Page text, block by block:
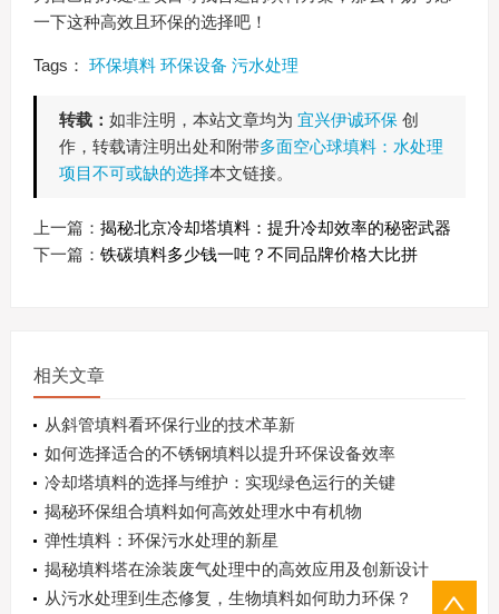
一下这种高效且环保的选择吧！
Tags： 环保填料 环保设备 污水处理
转载： 如非注明，本站文章均为 宜兴伊诚环保 创
作，转载请注明出处和附带多面空心球填料：水处理
项目不可或缺的选择本文链接。
上一篇： 揭秘北京冷却塔填料：提升冷却效率的秘密武器
下一篇： 铁碳填料多少钱一吨？不同品牌价格大比拼
相关文章
从斜管填料看环保行业的技术革新
如何选择适合的不锈钢填料以提升环保设备效率
冷却塔填料的选择与维护：实现绿色运行的关键
揭秘环保组合填料如何高效处理水中有机物
弹性填料：环保污水处理的新星
揭秘填料塔在涂装废气处理中的高效应用及创新设计
从污水处理到生态修复，生物填料如何助力环保？